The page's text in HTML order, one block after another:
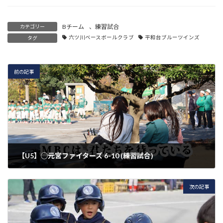
カテゴリー Bチーム 、 練習試合
タグ 六ツ川ベースボールクラブ 平和台ブルーツインズ
前の記事
【U5】◯元宮ファイターズ 6-10 (練習試合)
次の記事